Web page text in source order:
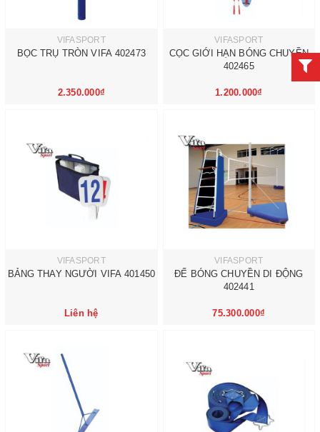
VIFASPORT
BỌC TRỤ TRÒN VIFA 402473
2.350.000₫
VIFASPORT
CỌC GIỚI HẠN BÓNG CHUYỀN
402465
1.200.000₫
VIFASPORT
BẢNG THAY NGƯỜI VIFA 401450
Liên hệ
VIFASPORT
ĐẾ BÓNG CHUYỀN DI ĐỘNG
402441
75.300.000₫